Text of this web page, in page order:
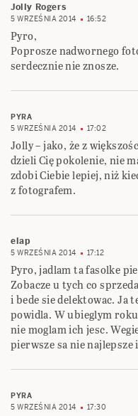
Jolly Rogers
5 WRZEŚNIA 2014 16:52
Pyro,
Poprosze nadwornego
serdecznie nie znosze.
PYRA
5 WRZEŚNIA 2014
17:02
Jolly – jako, że z
dzieli Cię pokolenie, nie
zdobi Ciebie lepiej, niż
z fotografem.
elap
5 WRZEŚNIA 2014 17:12
Pyro, jadlam ta fasolke
Zobacze u tych co
i bede sie delektowac. Ja
powidla. W ubieglym
nie moglam ich jesc.
pierwsze sa nie najlepsze
PYRA
5 WRZEŚNIA 2014
17:30